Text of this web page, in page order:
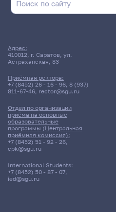
Адрес:
410012, г. Саратов, ул.
Астраханская, 83
Приёмная ректора:
+7 (8452) 26 - 16 - 96, 8 (937)
811-67-46, rector@sgu.ru
Отдел по организации
приёма на основные
образовательные
программы (Центральная
приёмная комиссия):
+7 (8452) 51 - 92 - 26,
cpk@sgu.ru
International Students:
+7 (8452) 50 - 87 - 07,
ied@sgu.ru